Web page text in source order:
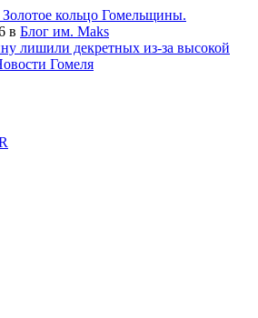
кольцо Гомельщины.
в Блог им. Maks
лишили декретных из-за высокой
Гомеля